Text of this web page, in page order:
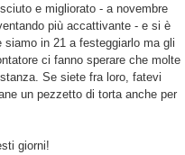
e migliorato - a novembre
più accattivante - e si è
in 21 a festeggiarlo ma gli
ci fanno sperare che molte
Se siete fra loro, fatevi
un pezzetto di torta anche per
giorni!